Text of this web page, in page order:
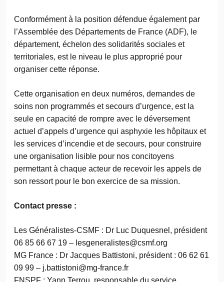
Conformément à la position défendue également par
l’Assemblée des Départements de France (ADF), le
département, échelon des solidarités sociales et
territoriales, est le niveau le plus approprié pour
organiser cette réponse.
Cette organisation en deux numéros, demandes de
soins non programmés et secours d’urgence, est la
seule en capacité de rompre avec le déversement
actuel d’appels d’urgence qui asphyxie les hôpitaux et
les services d’incendie et de secours, pour construire
une organisation lisible pour nos concitoyens
permettant à chaque acteur de recevoir les appels de
son ressort pour le bon exercice de sa mission.
Contact presse :
Les Généralistes-CSMF : Dr Luc Duquesnel, président
06 85 66 67 19 – lesgeneralistes@csmf.org
MG France : Dr Jacques Battistoni, président : 06 62 61
09 99 – j.battistoni@mg-france.fr
FNSPF : Yann Terrou, responsable du service